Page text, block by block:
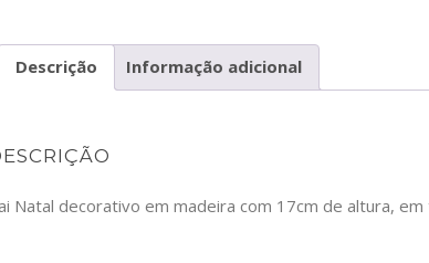
Descrição Informação adicional
Natal decorativo em madeira com 17cm de altura,